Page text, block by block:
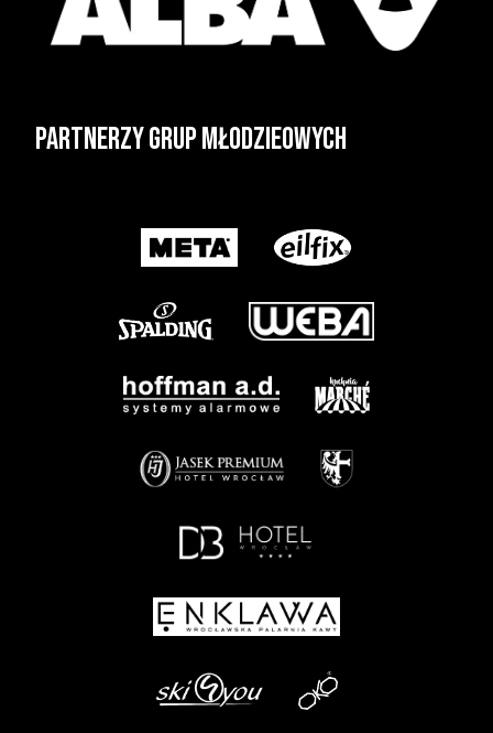
Partnerzy grup młodzieowych